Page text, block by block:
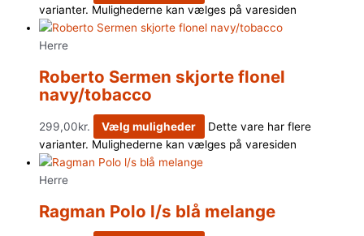
varianter. Mulighederne kan vælges på varesiden
Herre
Roberto Sermen skjorte flonel
navy/tobacco
299,00kr. Vælg muligheder
Dette vare har flere
varianter. Mulighederne kan vælges på varesiden
Herre
Ragman Polo l/s blå melange